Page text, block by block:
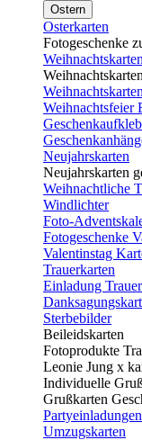
Ostern
Osterkarten
Fotogeschenke
Weihnachtskarten
Weihnachtsfeier
Neujahrskarten
Neujahrskarten
Weihnachtliche
Windlichter
Foto-
Fotogeschenke
Valentinstag
Trauerkarten
Einladung
Sterbebilder
Beileidskarten
Fotoprodukte
Leonie Jung x
Individuelle
Grußkarten
Partyeinladungen
Umzugskarten